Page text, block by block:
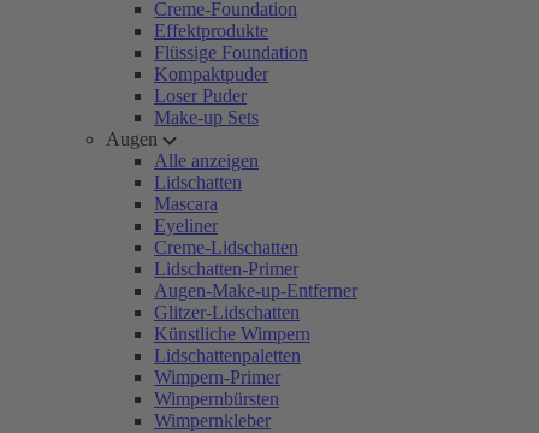
Creme-Foundation
Effektprodukte
Flüssige Foundation
Kompaktpuder
Loser Puder
Make-up Sets
Augen
Alle anzeigen
Lidschatten
Mascara
Eyeliner
Creme-Lidschatten
Lidschatten-Primer
Augen-Make-up-Entferner
Glitzer-Lidschatten
Künstliche Wimpern
Lidschattenpaletten
Wimpern-Primer
Wimpernbürsten
Wimpernkleber